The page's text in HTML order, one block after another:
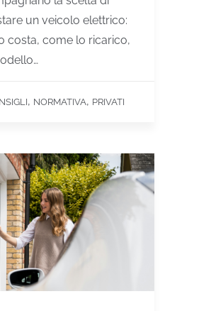
un veicolo elettrico:
costa, come lo ricarico,
, NORMATIVA, PRIVATI